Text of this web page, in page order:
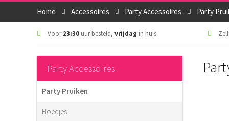
Home Accessoires Party Accessoires Party
Voor23:30 uur besteld, vrijdag in huis
Party Accessoires
Party Pruiken
Hoedjes